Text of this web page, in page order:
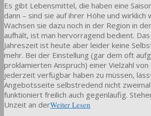
Es gibt Lebensmittel, die haben eine
dann – sind sie auf ihrer Höhe und wirklich
Wachsen sie dazu noch in der Region in
aufhält, ist man hervorragend bedient.
Jahreszeit ist heute aber leider keine
mehr. Bei der Einstellung (gar dem oft
proklamierten Anspruch) einer Vielzahl
jederzeit verfügbar haben zu müssen,
Angebotsseite selbstredend nicht
funktioniert freilich auch gegenläufig.
Unzeit an derWeiter Lesen